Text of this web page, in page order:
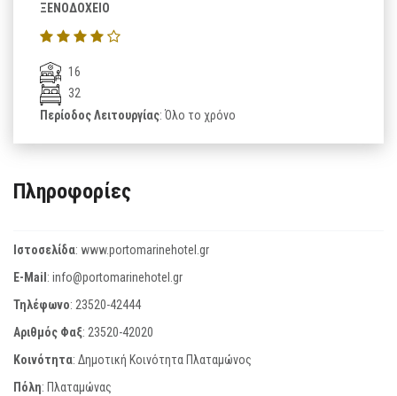
ΞΕΝΟΔΟΧΕΙΟ
16
32
Περίοδος Λειτουργίας: Όλο το χρόνο
Πληροφορίες
Ιστοσελίδα: www.portomarinehotel.gr
E-Mail: info@portomarinehotel.gr
Τηλέφωνο: 23520-42444
Αριθμός Φαξ: 23520-42020
Κοινότητα: Δημοτική Κοινότητα Πλαταμώνος
Πόλη: Πλαταμώνας